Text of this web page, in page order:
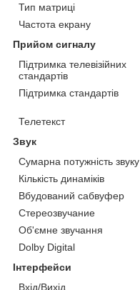
Тип матриці
Частота екрану
Прийом сигналу
Підтримка телевізійних
стандартів
Підтримка стандартів
Телетекст
Звук
Сумарна потужність звуку
Кількість динаміків
Вбудований сабвуфер
Стереозвучание
Об'ємне звучання
Dolby Digital
Інтерфейси
Вхід/Вихід